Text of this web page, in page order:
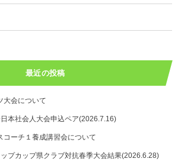
最近の投稿
大会について
日本社会人大会申込ペア(2026.7.16)
コーチ１養成講習会について
ップカップ県クラブ対抗春季大会結果(2026.6.28)